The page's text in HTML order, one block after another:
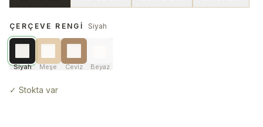
ÇERÇEVE RENGI Siyah
Siyah Meşe Ceviz Beyaz
✓ Stokta var